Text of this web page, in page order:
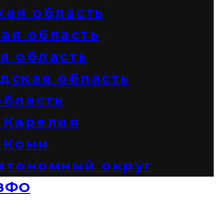
область
область
область
область
Коми
округ